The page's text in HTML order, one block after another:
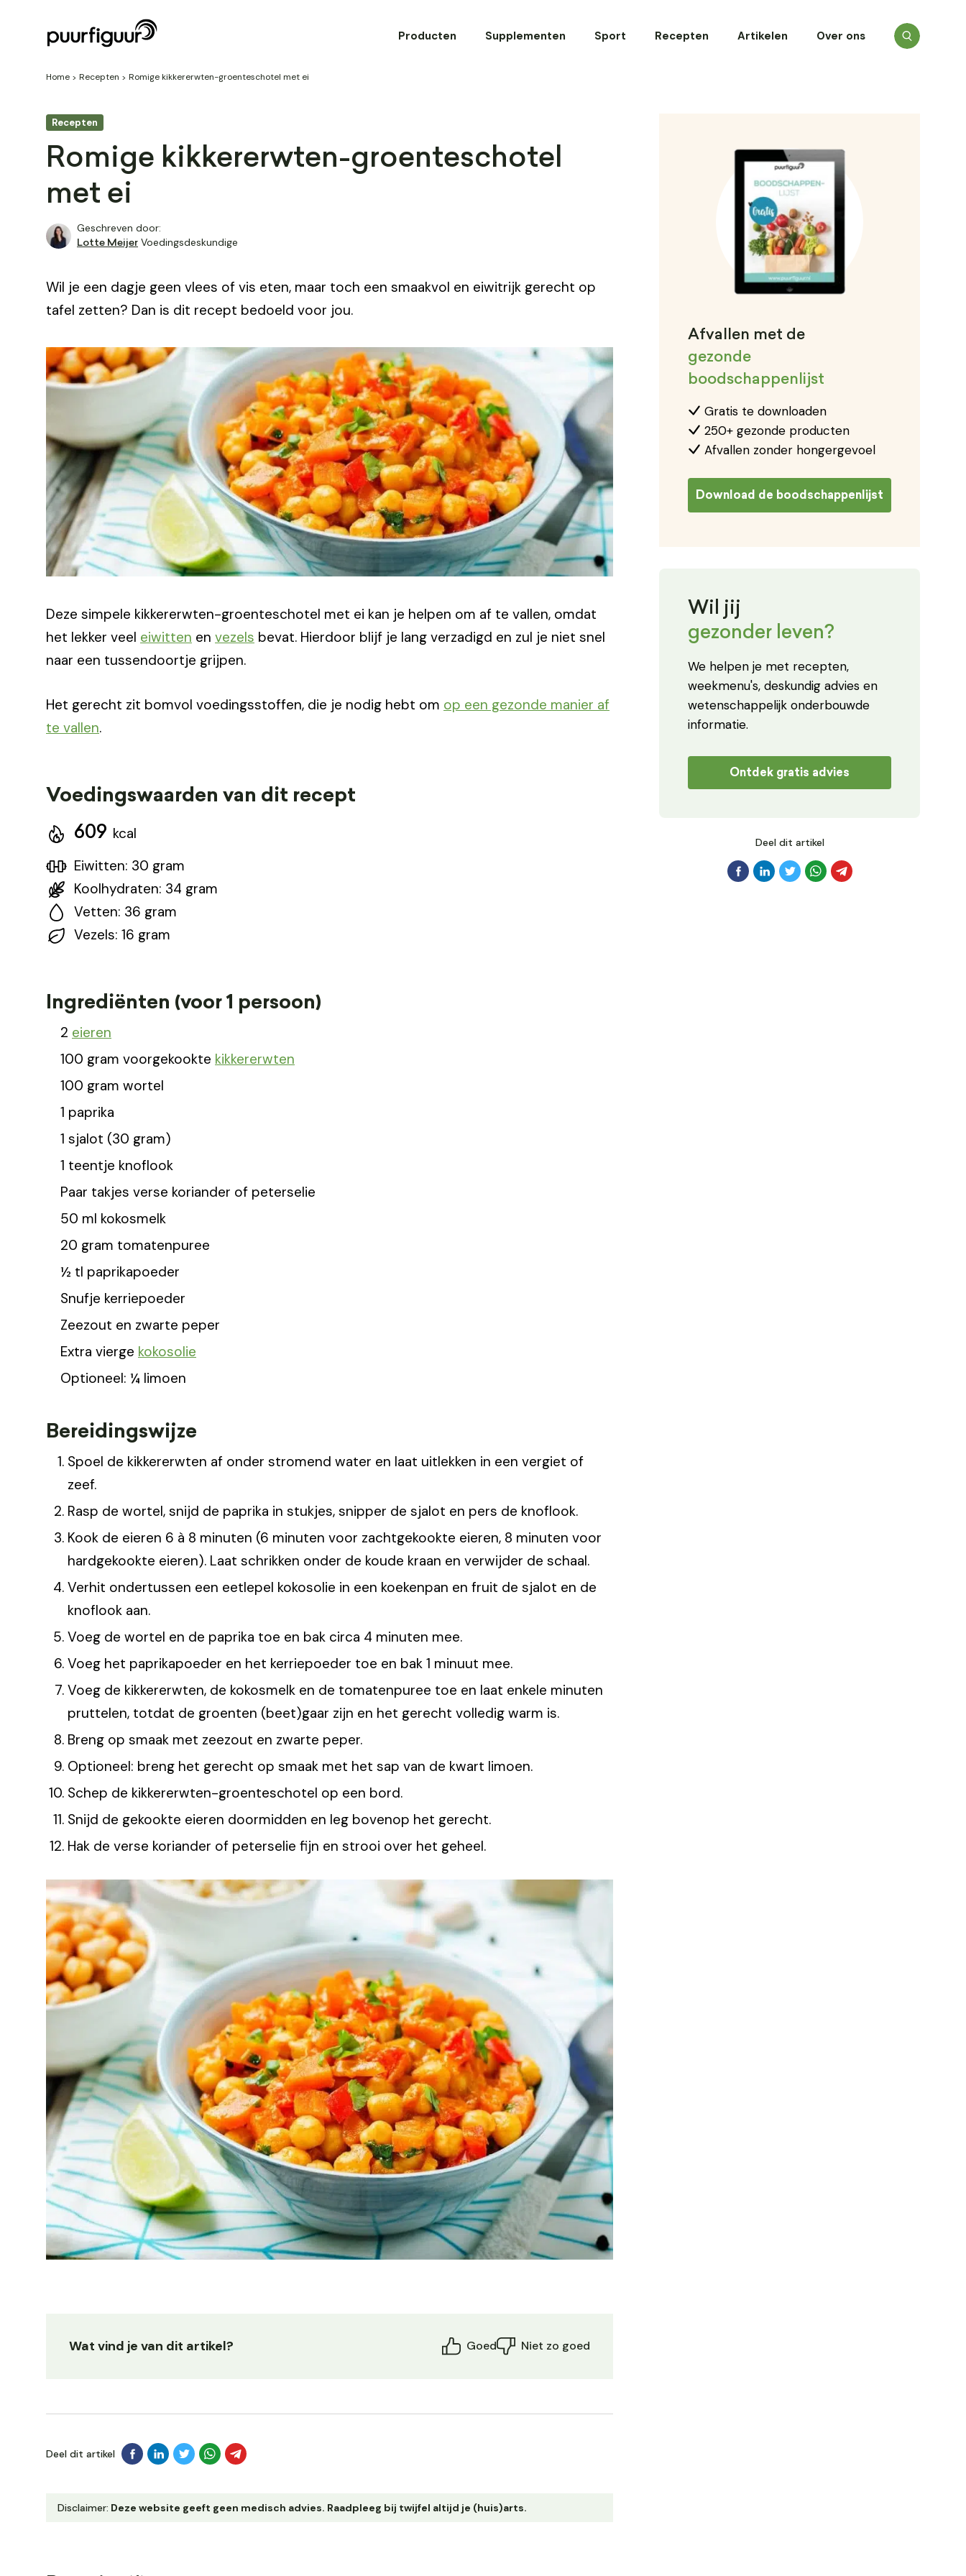
Producten Supplementen Sport Recepten Artikelen Over ons
Home Recepten Romige kikkererwten-groenteschotel met ei
Recepten
Romige kikkererwten-groenteschotel
met ei
Geschreven door:
Lotte Meijer Voedingsdeskundige
Wil je een dagje geen vlees of vis eten, maar toch een smaakvol en eiwitrijk gerecht op
tafel zetten? Dan is dit recept bedoeld voor jou.
Deze simpele kikkererwten-groenteschotel met ei kan je helpen om af te vallen, omdat
het lekker veel eiwitten en vezels bevat. Hierdoor blijf je lang verzadigd en zul je niet snel
naar een tussendoortje grijpen.
Het gerecht zit bomvol voedingsstoffen, die je nodig hebt om op een gezonde manier af
te vallen.
Voedingswaarden van dit recept
609 kcal
Eiwitten: 30 gram
Koolhydraten: 34 gram
Vetten: 36 gram
Vezels: 16 gram
Ingrediënten (voor 1 persoon)
2 eieren
100 gram voorgekookte kikkererwten
100 gram wortel
1 paprika
1 sjalot (30 gram)
1 teentje knoflook
Paar takjes verse koriander of peterselie
50 ml kokosmelk
20 gram tomatenpuree
½ tl paprikapoeder
Snufje kerriepoeder
Zeezout en zwarte peper
Extra vierge kokosolie
Optioneel: ¼ limoen
Bereidingswijze
Spoel de kikkererwten af onder stromend water en laat uitlekken in een vergiet of
zeef.
Rasp de wortel, snijd de paprika in stukjes, snipper de sjalot en pers de knoflook.
Kook de eieren 6 à 8 minuten (6 minuten voor zachtgekookte eieren, 8 minuten voor
hardgekookte eieren). Laat schrikken onder de koude kraan en verwijder de schaal.
Verhit ondertussen een eetlepel kokosolie in een koekenpan en fruit de sjalot en de
knoflook aan.
Voeg de wortel en de paprika toe en bak circa 4 minuten mee.
Voeg het paprikapoeder en het kerriepoeder toe en bak 1 minuut mee.
Voeg de kikkererwten, de kokosmelk en de tomatenpuree toe en laat enkele minuten
pruttelen, totdat de groenten (beet)gaar zijn en het gerecht volledig warm is.
Breng op smaak met zeezout en zwarte peper.
Optioneel: breng het gerecht op smaak met het sap van de kwart limoen.
Schep de kikkererwten-groenteschotel op een bord.
Snijd de gekookte eieren doormidden en leg bovenop het gerecht.
Hak de verse koriander of peterselie fijn en strooi over het geheel.
Wat vind je van dit artikel? Goed Niet zo goed
Deel dit artikel
Disclaimer: Deze website geeft geen medisch advies. Raadpleeg bij twijfel altijd je (huis)arts.
Afvallen met de
gezonde
boodschappenlijst
Gratis te downloaden
250+ gezonde producten
Afvallen zonder hongergevoel
Download de boodschappenlijst
Wil jij
gezonder leven?
We helpen je met recepten,
weekmenu's, deskundig advies en
wetenschappelijk onderbouwde
informatie.
Ontdek gratis advies
Deel dit artikel